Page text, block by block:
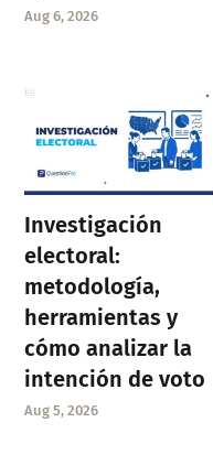
Aug 6, 2026
Investigación
electoral:
metodología,
herramientas y
cómo analizar la
intención de voto
Aug 5, 2026